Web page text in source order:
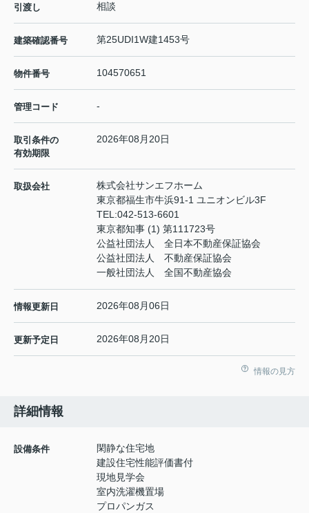
引渡し 相談
建築確認番号 第25UDI1W建1453号
物件番号 104570651
管理コード -
取引条件の
有効期限
2026年08月20日
取扱会社
株式会社サンエフホーム
東京都福生市牛浜91-1 ユニオンビル3F
TEL:042-513-6601
東京都知事 (1) 第111723号
公益社団法人 全日本不動産保証協会
公益社団法人 不動産保証協会
一般社団法人 全国不動産協会
情報更新日 2026年08月06日
更新予定日 2026年08月20日
情報の見方
詳細情報
設備条件
閑静な住宅地
建設住宅性能評価書付
現地見学会
室内洗濯機置場
プロパンガス